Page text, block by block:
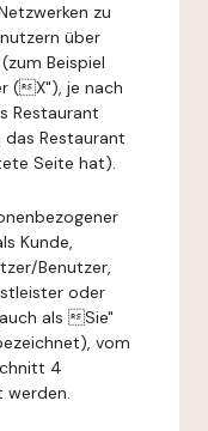
zu
über
Beispiel
(X"), je nach
Restaurant
Restaurant
Seite hat).
Kunde,
Benutzer,
oder
als Sie"
vom
4
werden.